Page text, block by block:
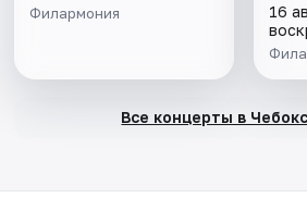
Филармония
16
Все концерты в